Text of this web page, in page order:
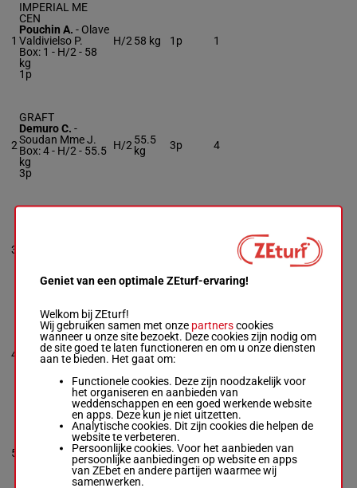
1
IMPERIAL ME
CEN
Pouchin A. - Olave
Valdivielso P.
Box: 1 - H/2 - 58
kg
1p
H/2 58 kg 1p 1
2
GRAFT
Demuro C. -
Soudan Mme J.
Box: 4 - H/2 - 55.5
kg
3p
H/2 55.5
kg
3p 4
3
4
JULIO
Favriaux Mal.-
Windrif D.
Box: 2 -H/2 -52
H/252 kg Debuut 2
5
Madamet A.-
Brasme M.
M/3 -54
M/354 kg 5p 2p 3
Geniet van een optimale ZEturf-ervaring!
Welkom bij ZEturf!
Wij gebruiken samen met onze partnerscookies
wanneer u onze site bezoekt. Deze cookies zijn nodig om
de site goed te laten functioneren en om u onze diensten
aan te bieden. Het gaat om:
Functionele cookies. Deze zijn noodzakelijk voor
het organiseren en aanbieden van
weddenschappen en een goed werkende website
en apps. Deze kun je niet uitzetten.
Analytische cookies. Dit zijn cookies die helpen de
website te verbeteren.
Persoonlijke cookies. Voor het aanbieden van
persoonlijke aanbiedingen op website en apps
van ZEbet en andere partijen waarmee wij
samenwerken.